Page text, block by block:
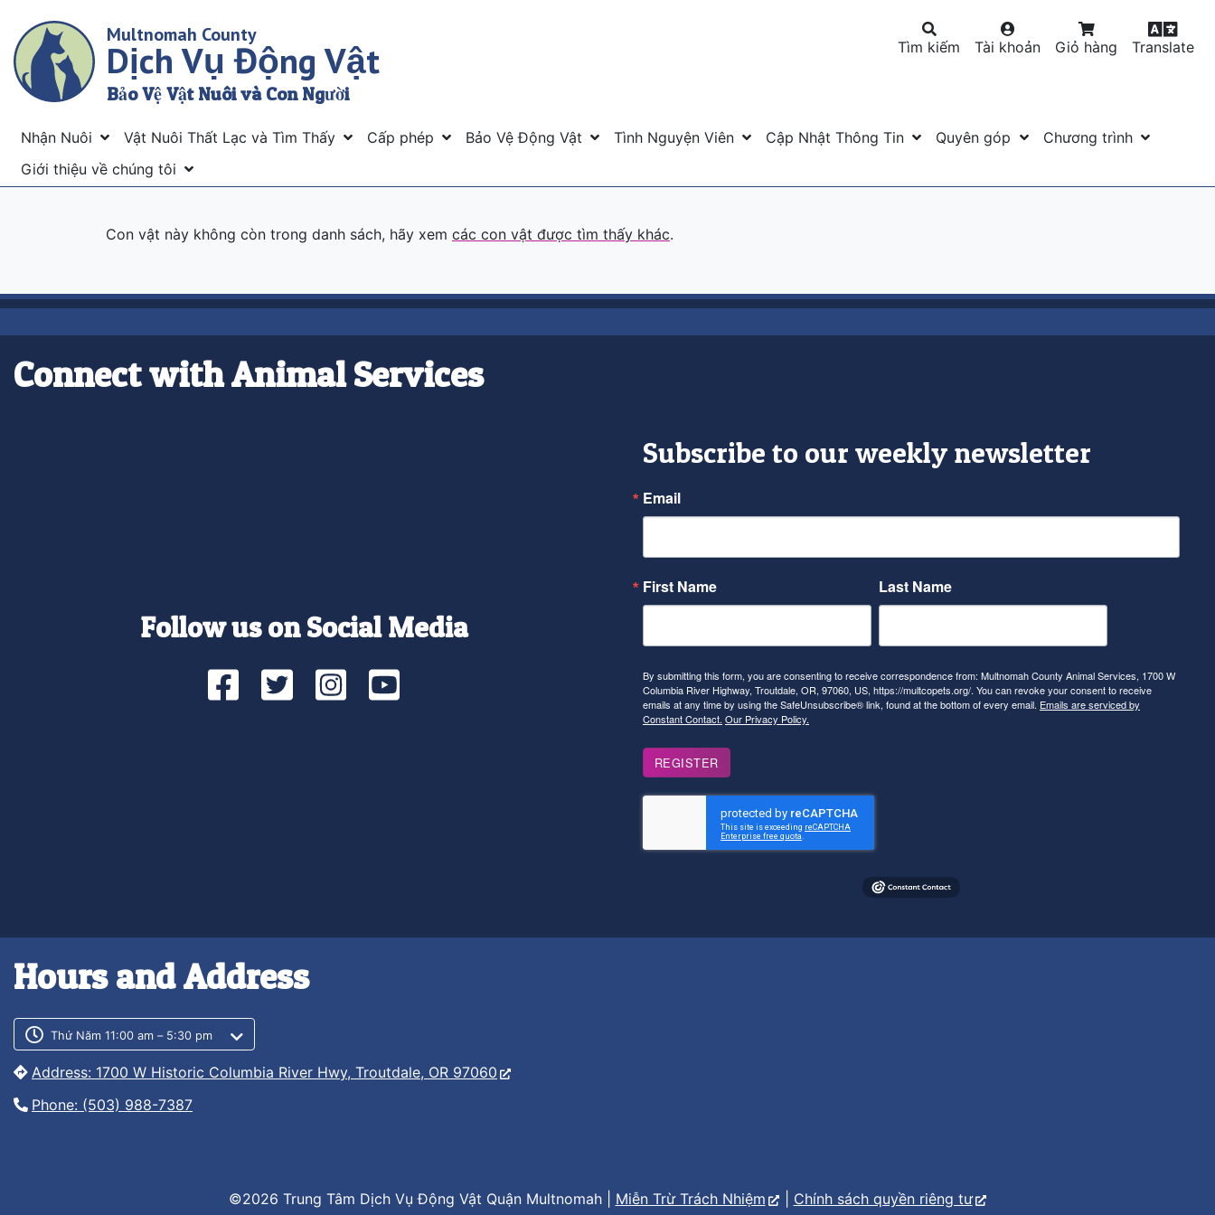
main
content
Multnomah County
Dịch Vụ Động Vật
Bảo Vệ Vật Nuôi và Con Người
Tìm kiếm Tài khoản Giỏ hàng Translate
Menu
Nhận Nuôi Vật Nuôi Thất Lạc và Tìm Thấy Cấp phép Bảo Vệ Động Vật Tình Nguyện Viên Cập Nhật Thông Tin Quyên góp
Chương trình
Giới thiệu về chúng tôi
Con vật này không còn trong danh sách, hãy xem các con vật được tìm thấy khác.
Connect with Animal Services
Follow us on Social Media
Facebook
TwitterInstagram
YouTube
Subscribe to our weekly newsletter
Email
First Name Last Name
By submitting this form, you are consenting to receive correspondence from: Multnomah County Animal Services, 1700 W
Columbia River Highway, Troutdale, OR, 97060, US, https://multcopets.org/. You can revoke your consent to receive
emails at any time by using the SafeUnsubscribe® link, found at the bottom of every email. Emails are serviced by
Constant Contact. Our Privacy Policy.
REGISTER
Hours and Address
Customer service phone number
Customer service weekly hours
Thứ Năm 11:00 am – 5:30 pm
Address: 1700 W Historic Columbia River Hwy, Troutdale, OR 97060
Phone: (503) 988-7387
©2026 Trung Tâm Dịch Vụ Động Vật Quận Multnomah | Miễn Trừ Trách Nhiệm Chính sách quyền riêng tư